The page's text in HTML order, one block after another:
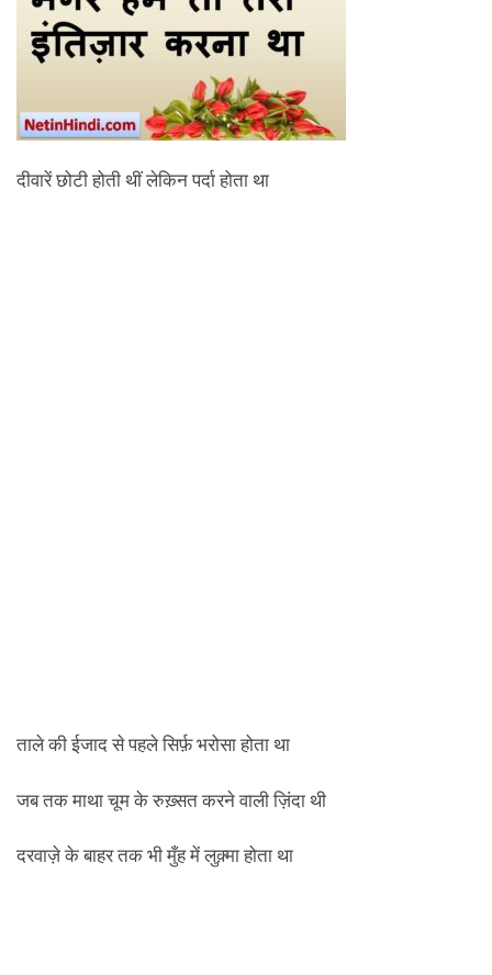
दीवारें छोटी होती थीं लेकिन पर्दा होता था
ताले की ईजाद से पहले सिर्फ़ भरोसा होता था
जब तक माथा चूम के रुख़्सत करने वाली ज़िंदा थी
दरवाज़े के बाहर तक भी मुँह में लुक़्मा होता था